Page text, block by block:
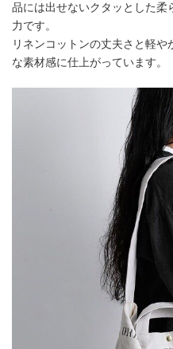
品には出せないクタッとした
力です。
リネンコットンの丈夫さと軽
な素材感に仕上がっています。